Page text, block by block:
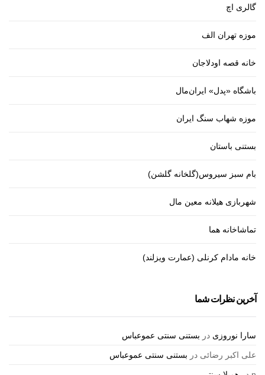
گالری اچ
موزه تهران الف
خانه قصه اودلاجان
باشگاه «پدل» ایران‌مال
موزه شهاب سنگ ایران
بستنی باستان
بام سبز سیروس(گلخانه گلشن)
شهربازی هیلانه معین مال
تماشاخانه هما
خانه مادام کرنلی (عمارت ویزلند)
آخرین نظرات شما
سارا نوروزی در بستنی سنتی عموعباس
علی اکبر رضائی در بستنی سنتی عموعباس